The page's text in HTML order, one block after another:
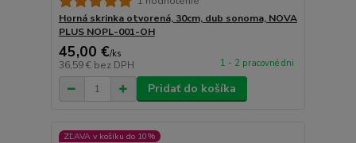
Horná skrinka otvorená, 30cm, dub sonoma, NOVA
PLUS NOPL-001-OH
45,00 €/ks
36,59 € bez DPH 1 - 2 pracovné dni
Pridať do košíka
ZĽAVA v košíku do 10%